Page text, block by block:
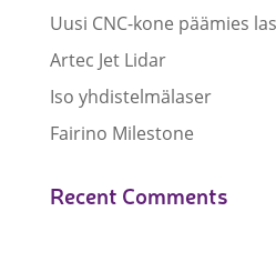
Uusi CNC-kone päämies
Artec Jet Lidar
Iso yhdistelmälaser
Fairino Milestone
Recent Comments